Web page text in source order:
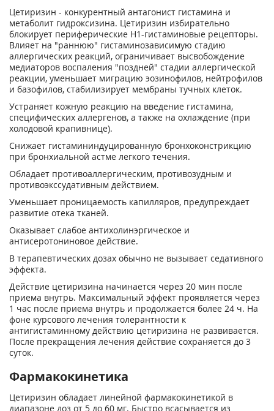
Цетиризин - конкурентный антагонист гистамина и
метаболит гидроксизина. Цетиризин избирательно
блокирует периферические H1-гистаминовые рецепторы.
Влияет на "раннюю" гистаминозависимую стадию
аллергических реакций, ограничивает высвобождение
медиаторов воспаления "поздней" стадии аллергической
реакции, уменьшает миграцию эозинофилов, нейтрофилов
и базофилов, стабилизирует мембраны тучных клеток.
Устраняет кожную реакцию на введение гистамина,
специфических аллергенов, а также на охлаждение (при
холодовой крапивнице).
Снижает гистамининдуцированную бронхоконстрикцию
при бронхиальной астме легкого течения.
Обладает противоаллергическим, противозудным и
противоэкссудативным действием.
Уменьшает проницаемость капилляров, предупреждает
развитие отека тканей.
Оказывает слабое антихолинэргическое и
антисеротониновое действие.
В терапевтических дозах обычно не вызывает седативного
эффекта.
Действие цетиризина начинается через 20 мин после
приема внутрь. Максимальный эффект проявляется через
1 час после приема внутрь и продолжается более 24 ч. На
фоне курсового лечения толерантности к
антигистаминному действию цетиризина не развивается.
После прекращения лечения действие сохраняется до 3
суток.
Фармакокинетика
Цетиризин обладает линейной фармакокинетикой в
диапазоне доз от 5 до 60 мг. Быстро всасывается из